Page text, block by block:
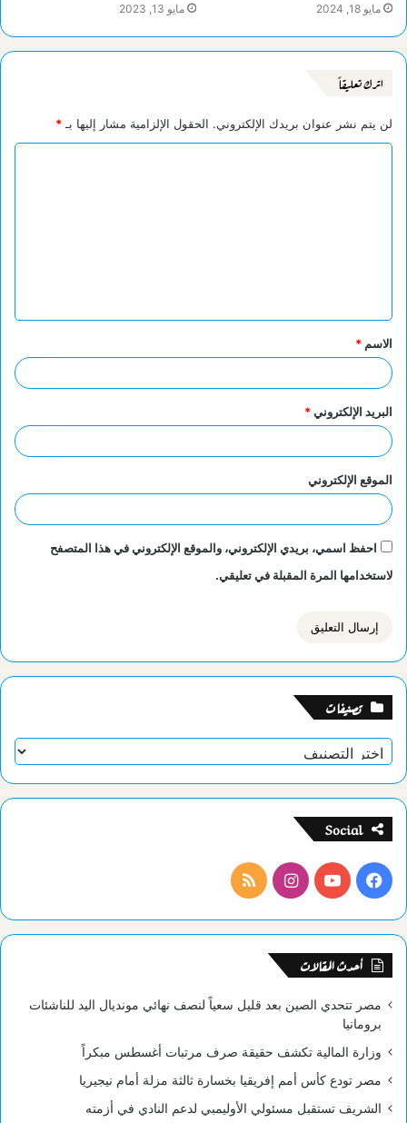
مايو 18, 2024 مايو 13, 2023
اترك تعليقاً
لن يتم نشر عنوان بريدك الإلكتروني. الحقول الإلزامية مشار إليها بـ *
ق
*
الاسم *
البريد الإلكتروني*
الموقع الإلكتروني
احفظ اسمي، بريدي الإلكتروني، والموقع الإلكتروني في هذا المتصفح
لاستخدامها المرة المقبلة في تعليقي.
تصنيفات
تصنيفات
Social
فيسبوكيوتيوبانستقرامملخص
الموقع
أحدث المقالات
مصر تتحدي الصين بعد قليل سعياً لنصف نهائي مونديال اليد للناشئات
برومانيا
وزارة المالية تكشف حقيقة صرف مرتبات أغسطس مبكراً
مصر تودع كأس أمم إفريقيا بخسارة ثالثة مزلة أمام نيجيريا
الشريف تستقبل مسئولي الأوليمبي لدعم النادي في أزمته